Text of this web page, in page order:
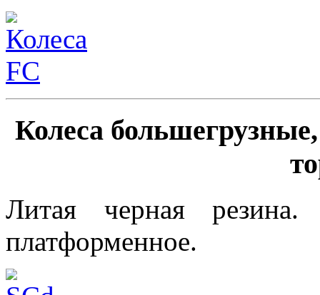
Колеса
Литая черная
платформенное.